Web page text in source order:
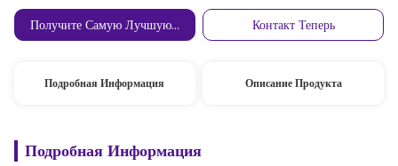
Получите Самую Лучшую Цену
Контакт Теперь
Подробная Информация Описание Продукта
Подробная Информация